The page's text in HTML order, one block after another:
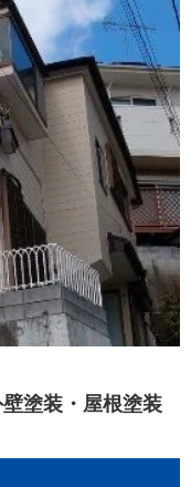
壁塗装・屋根塗装